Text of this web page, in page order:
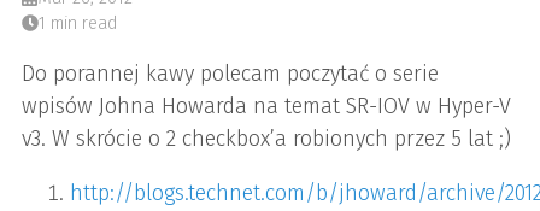
1 min read
Do porannej kawy polecam poczytać o serie
wpisów Johna Howarda na temat SR-IOV w Hyper-V
v3. W skrócie o 2 checkbox’a robionych przez 5 lat ;)
http://blogs.technet.com/b/jhoward/archive/